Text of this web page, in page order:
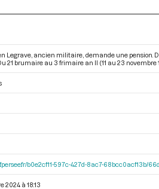
Legrave, ancien militaire, demande une pension.
21 brumaire au 3 frimaire an II (11 au 23 novembre
b0e2cf11-597c-427d-8ac7-68bcc0acf13b/
2024 à 18:13